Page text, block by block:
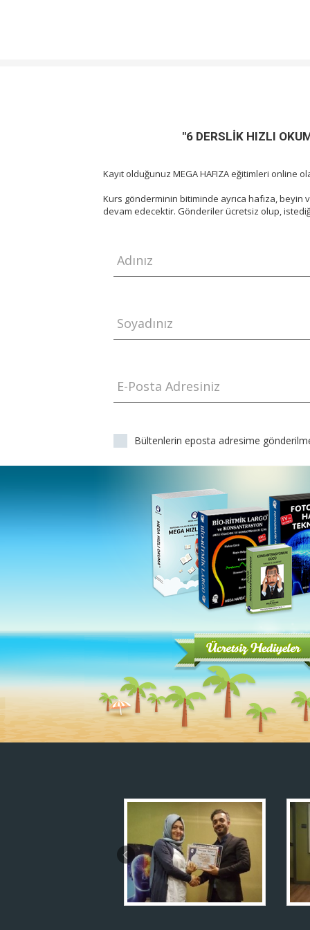
"6 DERSLİK HIZLI
Kayıt olduğunuz MEGA HAFIZA eğitimleri
Kurs gönderminin bitiminde ayrıca hafıza,
devam edecektir. Gönderiler ücretsiz olup,
Adınız
Soyadınız
E-Posta Adresiniz
Bültenlerin eposta adresime